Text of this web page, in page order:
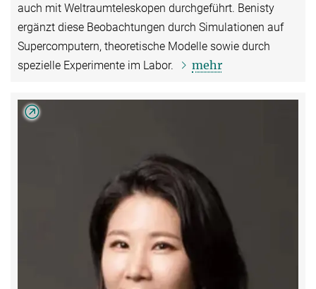
auch mit Weltraumteleskopen durchgeführt. Benisty
ergänzt diese Beobachtungen durch Simulationen auf
Supercomputern, theoretische Modelle sowie durch
spezielle Experimente im Labor.
mehr